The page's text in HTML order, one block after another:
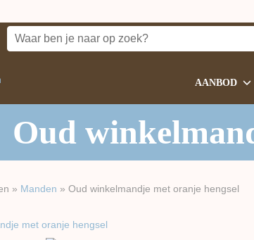
AANBOD
Oud
» Manden » Oud winkelmandje met oranje hengsel